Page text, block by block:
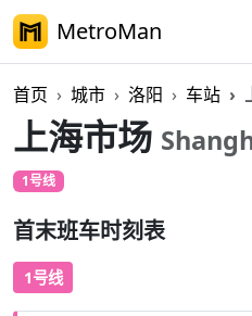
MetroMan
首页 城市 洛阳 车站
上海市场
1号线
首末班车时刻表
1号线